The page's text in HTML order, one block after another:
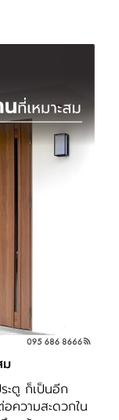
ม
ะตู ก็เป็นอีก
ความสะดวกใน